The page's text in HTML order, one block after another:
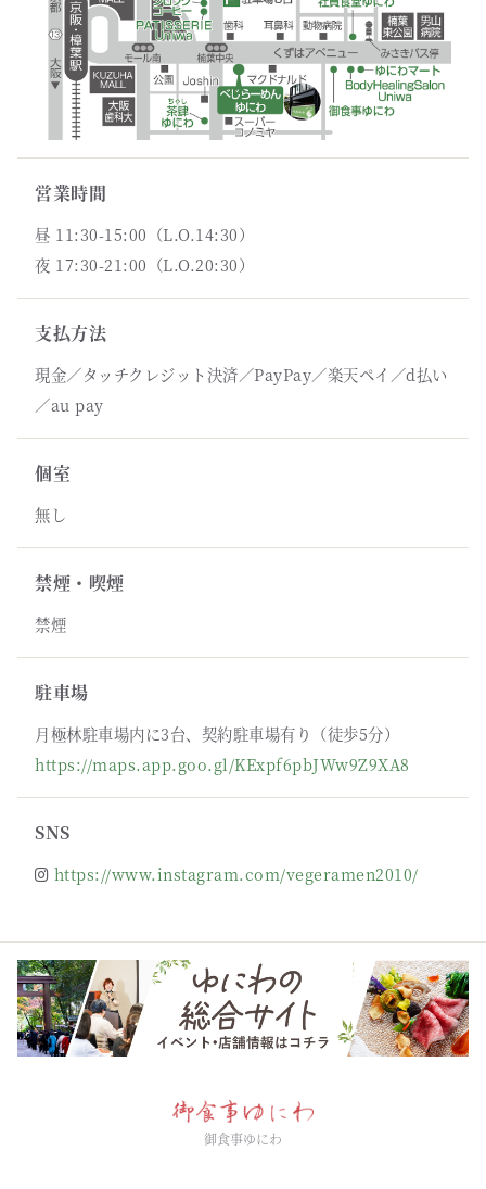
営業時間
昼 11:30-15:00（L.O.14:30）
夜 17:30-21:00（L.O.20:30）
支払方法
現金／タッチクレジット決済／PayPay／楽天ペイ／d払い
／au pay
個室
無し
禁煙・喫煙
禁煙
駐車場
月極林駐車場内に3台、契約駐車場有り（徒歩5分）
https://maps.app.goo.gl/KExpf6pbJWw9Z9XA8
SNS
https://www.instagram.com/vegeramen2010/
御食事ゆにわ